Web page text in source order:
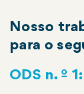
Nosso
para o
ODS n. º